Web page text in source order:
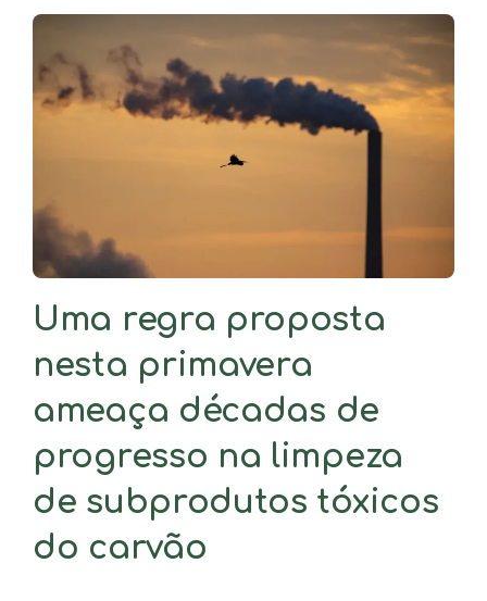
Uma regra proposta
nesta primavera
ameaça décadas de
progresso na limpeza
de subprodutos tóxicos
do carvão